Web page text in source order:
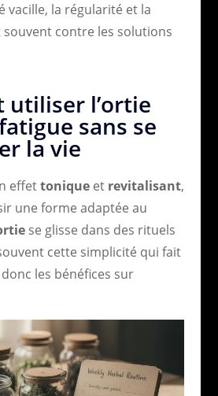
vacille, la régularité et la
contre les solutions
utiliser l’ortie
sans se
la vie
effettoniqueet revitalisant,
une forme adaptée au
se glisse dans des rituels
cette simplicité qui fait
les bénéfices sur